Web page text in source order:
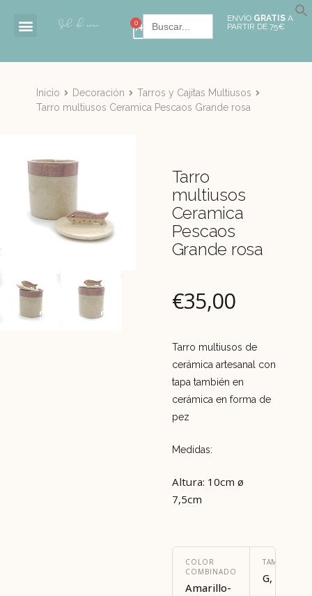
0 Buscar: ENVÍO GRATIS A
PARTIR DE 75€
Inicio Decoración
Tarros y Cajitas Multiusos
Tarro multiusos Ceramica Pescaos Grande rosa
Tarro
multiusos
Ceramica
Pescaos
Grande rosa
€35,00
Tarro multiusos de
cerámica artesanal con
tapa también en
cerámica en forma de
pez
Medidas:
Altura: 10cm ø
7,5cm
COLOR
COMBINADO
Amarillo-
TAMAÑO
G, P